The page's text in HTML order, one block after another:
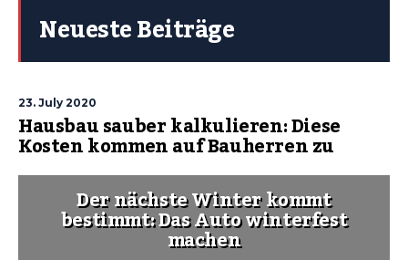
Neueste Beiträge
23. July 2020
Hausbau sauber kalkulieren: Diese
Kosten kommen auf Bauherren zu
Der nächste Winter kommt
bestimmt: Das Auto winterfest
machen